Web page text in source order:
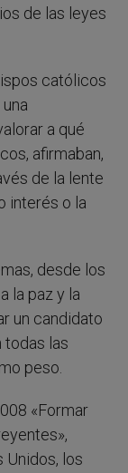
de las leyes
católicos
a qué
afirmaban,
de la lente
interés o la
desde los
la paz y la
un candidato
todas las
peso.
«Formar
Unidos, los